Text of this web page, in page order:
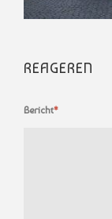
REAGEREN
Bericht*